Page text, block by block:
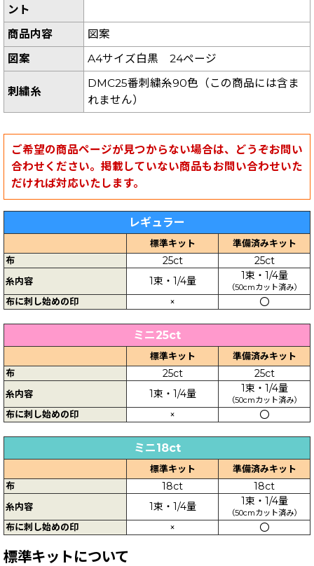
ント
商品内容
図案
図案
A4サイズ白黒 24ページ
刺繍糸
DMC25番刺繍糸90色（この商品には含ま
れません）
ご希望の商品ページが見つからない場合は、どうぞお問い
合わせください。掲載していない商品もお問い合わせいた
だければ対応いたします。
レギュラー
標準キット
準備済みキット
布
25ct 25ct
糸内容 1束・1/4量 1束・1/4量
（50cmカット済み）
布に刺し始めの印 × 〇
ミニ25ct
標準キット
準備済みキット
布
25ct 25ct
糸内容 1束・1/4量 1束・1/4量
（50cmカット済み）
布に刺し始めの印 × 〇
ミニ18ct
標準キット
準備済みキット
布
18ct 18ct
糸内容 1束・1/4量 1束・1/4量
（50cmカット済み）
布に刺し始めの印 × 〇
標準キットについて